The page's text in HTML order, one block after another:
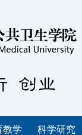
教学 科学研究